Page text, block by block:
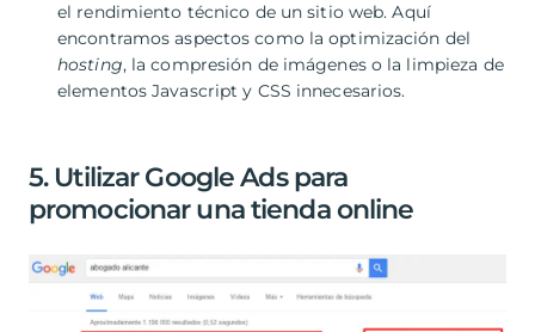
el rendimiento técnico de un sitio web. Aquí
encontramos aspectos como la optimización del
hosting, la compresión de imágenes o la limpieza de
elementos Javascript y CSS innecesarios.
5. Utilizar Google Ads para
promocionar una tienda online